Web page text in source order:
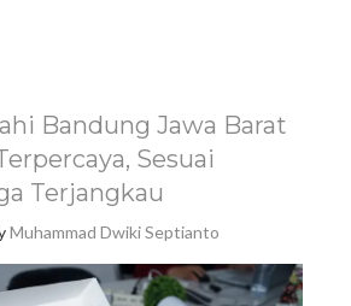
Bandung Jawa Barat
Sesuai
Terjangkau
Muhammad Dwiki Septianto